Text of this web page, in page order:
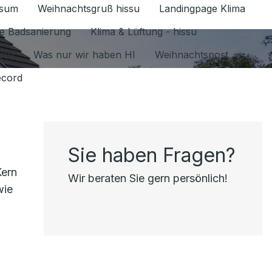
Datenschutz 1.6.2026 umschalten
Weihnachtsgruß hissu
Landingpage Klima
Badsanierung
Klima & Lüftung - hissu
Was nur wir haben HI
Weihnachtspost
Sie haben Fragen?
Wir beraten Sie gern persönlich!